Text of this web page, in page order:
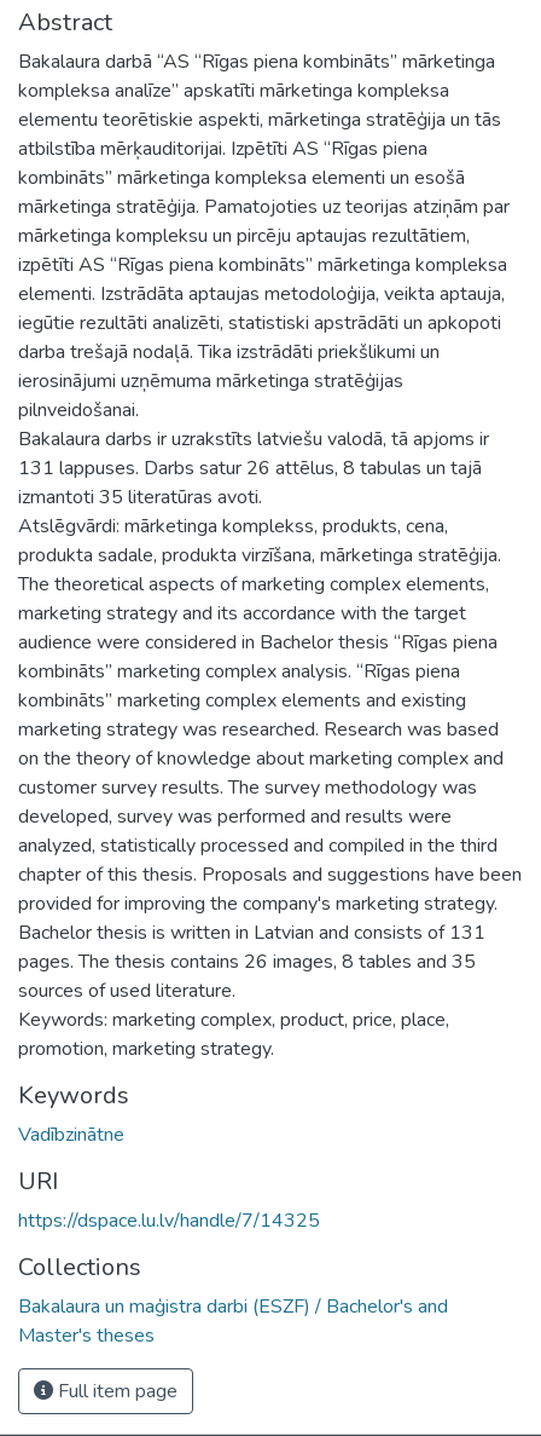
Abstract
Bakalaura darbā “AS “Rīgas piena kombināts” mārketinga
kompleksa analīze” apskatīti mārketinga kompleksa
elementu teorētiskie aspekti, mārketinga stratēģija un tās
atbilstība mērķauditorijai. Izpētīti AS “Rīgas piena
kombināts” mārketinga kompleksa elementi un esošā
mārketinga stratēģija. Pamatojoties uz teorijas atziņām par
mārketinga kompleksu un pircēju aptaujas rezultātiem,
izpētīti AS “Rīgas piena kombināts” mārketinga kompleksa
elementi. Izstrādāta aptaujas metodoloģija, veikta aptauja,
iegūtie rezultāti analizēti, statistiski apstrādāti un apkopoti
darba trešajā nodaļā. Tika izstrādāti priekšlikumi un
ierosinājumi uzņēmuma mārketinga stratēģijas
pilnveidošanai.
Bakalaura darbs ir uzrakstīts latviešu valodā, tā apjoms ir
131 lappuses. Darbs satur 26 attēlus, 8 tabulas un tajā
izmantoti 35 literatūras avoti.
Atslēgvārdi: mārketinga komplekss, produkts, cena,
produkta sadale, produkta virzīšana, mārketinga stratēģija.
The theoretical aspects of marketing complex elements,
marketing strategy and its accordance with the target
audience were considered in Bachelor thesis “Rīgas piena
kombināts” marketing complex analysis. “Rīgas piena
kombināts” marketing complex elements and existing
marketing strategy was researched. Research was based
on the theory of knowledge about marketing complex and
customer survey results. The survey methodology was
developed, survey was performed and results were
analyzed, statistically processed and compiled in the third
chapter of this thesis. Proposals and suggestions have been
provided for improving the company's marketing strategy.
Bachelor thesis is written in Latvian and consists of 131
pages. The thesis contains 26 images, 8 tables and 35
sources of used literature.
Keywords: marketing complex, product, price, place,
promotion, marketing strategy.
Keywords
Vadībzinātne
URI
https://dspace.lu.lv/handle/7/14325
Collections
Bakalaura un maģistra darbi (ESZF) / Bachelor's and
Master's theses
Full item page